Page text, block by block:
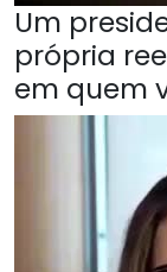
Um
própria
em quem